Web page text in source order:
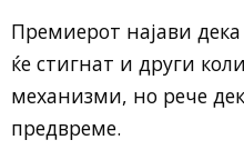
Премиерот најави
ќе стигнат и други
механизми, но рече
предвреме.